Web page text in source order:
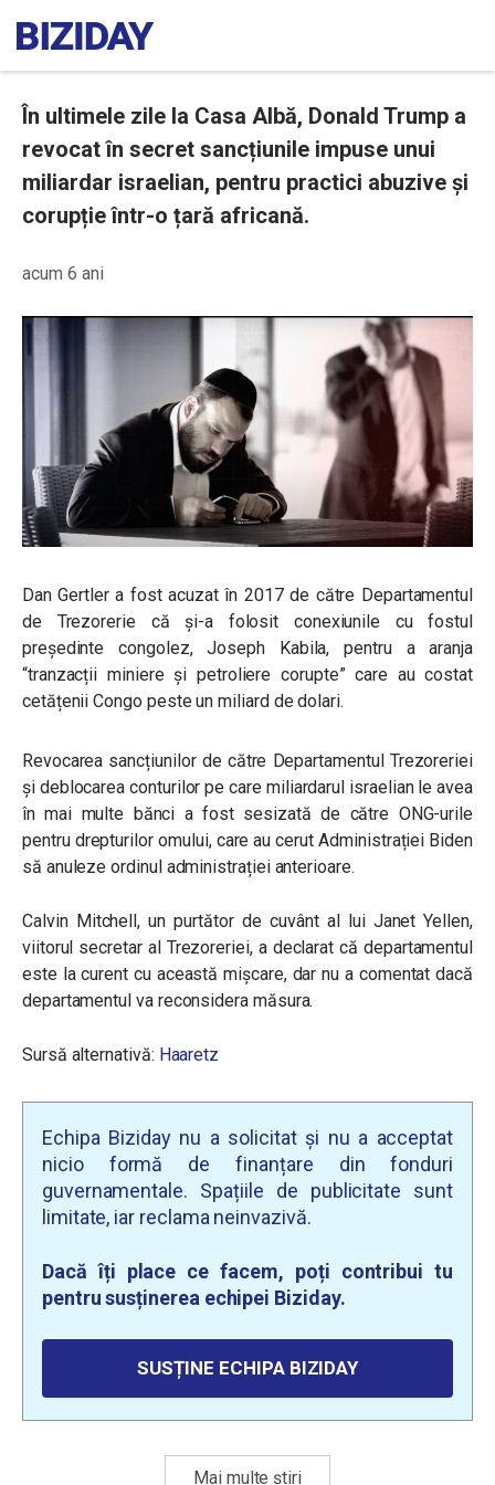
În ultimele zile la Casa Albă, Donald Trump a
revocat în secret sancțiunile impuse unui
miliardar israelian, pentru practici abuzive și
corupție într-o țară africană.
acum 6 ani
Dan Gertler a fost acuzat în 2017 de către Departamentul
de Trezorerie că și-a folosit conexiunile cu fostul
președinte congolez, Joseph Kabila, pentru a aranja
“tranzacții miniere și petroliere corupte” care au costat
cetățenii Congo peste un miliard de dolari.
Revocarea sancțiunilor de către Departamentul Trezoreriei
și deblocarea conturilor pe care miliardarul israelian le avea
în mai multe bănci a fost sesizată de către ONG-urile
pentru drepturilor omului, care au cerut Administrației Biden
să anuleze ordinul administrației anterioare.
Calvin Mitchell, un purtător de cuvânt al lui Janet Yellen,
viitorul secretar al Trezoreriei, a declarat că departamentul
este la curent cu această mișcare, dar nu a comentat dacă
departamentul va reconsidera măsura.
Sursă alternativă: Haaretz
Echipa Biziday nu a solicitat și nu a acceptat
nicio formă de finanțare din fonduri
guvernamentale. Spațiile de publicitate sunt
limitate, iar reclama neinvazivă.
Dacă îți place ce facem, poți contribui tu
pentru susținerea echipei Biziday.
SUSȚINE ECHIPA BIZIDAY
Mai multe știri